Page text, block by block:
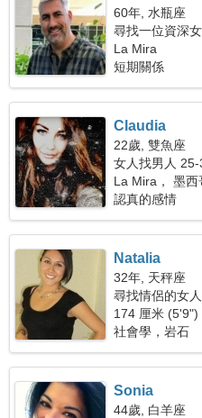
60年, 水瓶座
尋找一位資深
La Mira
短期關係
Claudia
22歲, 雙魚座
女人找男人 25-
La Mira， 墨西
認真的感情
Natalia
32年, 天秤座
尋找情侶的女人
174 厘米
社會學，岩石
Sonia
44歲, 白羊座